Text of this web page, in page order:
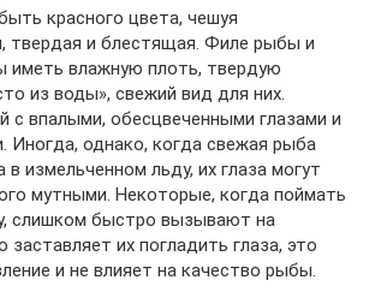
красного цвета, чешуя
твердая и блестящая. Филе рыбы и
иметь влажную плоть, твердую
из воды», свежий вид для них.
с впалыми, обесцвеченными глазами и
Иногда, однако, когда свежая рыба
в измельченном льду, их глаза могут
мутными. Некоторые, когда поймать
слишком быстро вызывают на
заставляет их погладить глаза, это
и не влияет на качество рыбы.